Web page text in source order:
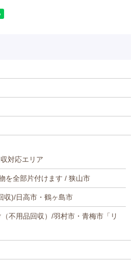
対応エリア
を全部片付けます / 狭山市
収)/日高市・鶴ヶ島市
不用品回収）/羽村市・青梅市「リ